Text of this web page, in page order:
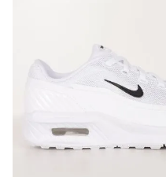
Mochilas E Lancheiras
Blusões E Suéteres